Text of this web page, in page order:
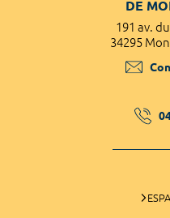
DE
191 av.
34295